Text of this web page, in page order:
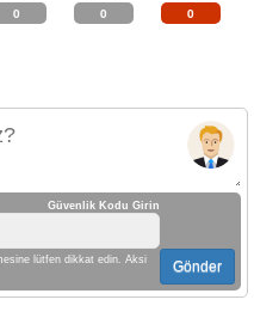
0 0 0
Güvenlik Kodu Girin
lütfen dikkat edin. Aksi
Gönder